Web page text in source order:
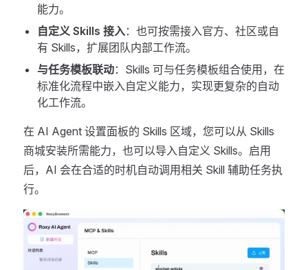
能力。
自定义 Skills 接入：也可按需接入官方、社区或自
有 Skills，扩展团队内部工作流。
与任务模板联动：Skills 可与任务模板组合使用，在
标准化流程中嵌入自定义能力，实现更复杂的自动
化工作流。
在 AI Agent 设置面板的 Skills 区域，您可以从 Skills
商城安装所需能力，也可以导入自定义 Skills。启用
后，AI 会在合适的时机自动调用相关 Skill 辅助任务执
行。